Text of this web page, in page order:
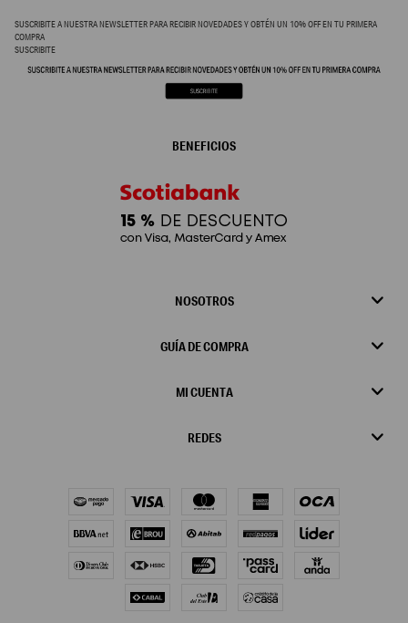
SUSCRIBITE A NUESTRA NEWSLETTER PARA RECIBIR NOVEDADES Y OBTÉN UN 10% OFF EN TU PRIMERA
COMPRA
SUSCRIBITE
NOSOTROS
GUÍA DE COMPRA
MI CUENTA
REDES
BENEFICIOS